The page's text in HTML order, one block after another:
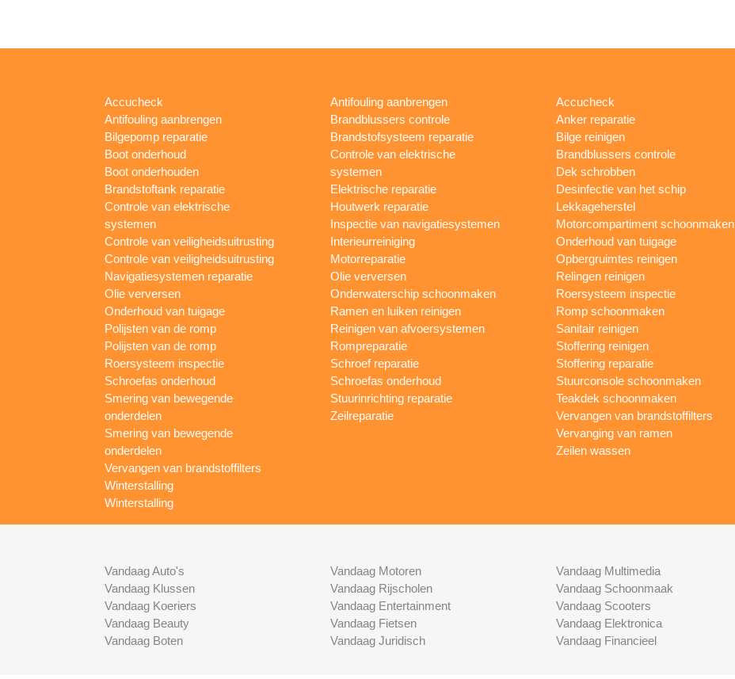
Accucheck
Antifouling aanbrengen
Bilgepomp reparatie
Boot onderhoud
Boot onderhouden
Brandstoftank reparatie
Controle van elektrische
systemen
Controle van veiligheidsuitrusting
Controle van veiligheidsuitrusting
Navigatiesystemen reparatie
Olie verversen
Onderhoud van tuigage
Polijsten van de romp
Polijsten van de romp
Roersysteem inspectie
Schroefas onderhoud
Smering van bewegende
onderdelen
Smering van bewegende
onderdelen
Vervangen van brandstoffilters
Winterstalling
Winterstalling
Antifouling aanbrengen
Brandblussers controle
Brandstofsysteem reparatie
Controle van elektrische
systemen
Elektrische reparatie
Houtwerk reparatie
Inspectie van navigatiesystemen
Interieurreiniging
Motorreparatie
Olie verversen
Onderwaterschip schoonmaken
Ramen en luiken reinigen
Reinigen van afvoersystemen
Rompreparatie
Schroef reparatie
Schroefas onderhoud
Stuurinrichting reparatie
Zeilreparatie
Accucheck
Anker reparatie
Bilge reinigen
Brandblussers controle
Dek schrobben
Desinfectie van het schip
Lekkageherstel
Motorcompartiment schoonmaken
Onderhoud van tuigage
Opbergruimtes reinigen
Relingen reinigen
Roersysteem inspectie
Romp schoonmaken
Sanitair reinigen
Stoffering reinigen
Stoffering reparatie
Stuurconsole schoonmaken
Teakdek schoonmaken
Vervangen van brandstoffilters
Vervanging van ramen
Zeilen wassen
Vandaag Auto's
Vandaag Klussen
Vandaag Koeriers
Vandaag Beauty
Vandaag Boten
Vandaag Motoren
Vandaag Rijscholen
Vandaag Entertainment
Vandaag Fietsen
Vandaag Juridisch
Vandaag Multimedia
Vandaag Schoonmaak
Vandaag Scooters
Vandaag Elektronica
Vandaag Financieel